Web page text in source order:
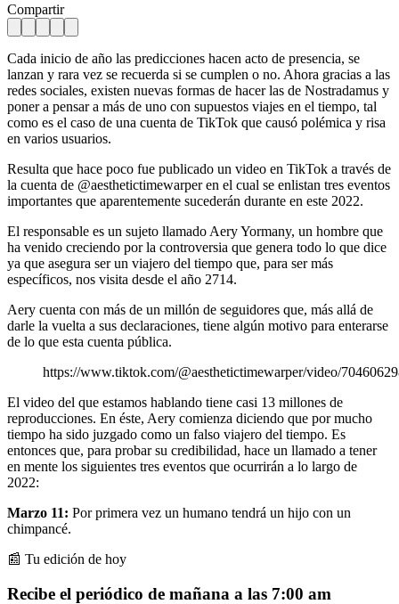
Compartir
Cada inicio de año las predicciones hacen acto de presencia, se
lanzan y rara vez se recuerda si se cumplen o no. Ahora gracias a las
redes sociales, existen nuevas formas de hacer las de Nostradamus y
poner a pensar a más de uno con supuestos viajes en el tiempo, tal
como es el caso de una cuenta de TikTok que causó polémica y risa
en varios usuarios.
Resulta que hace poco fue publicado un video en TikTok a través de
la cuenta de @aesthetictimewarper en el cual se enlistan tres eventos
importantes que aparentemente sucederán durante en este 2022.
El responsable es un sujeto llamado Aery Yormany, un hombre que
ha venido creciendo por la controversia que genera todo lo que dice
ya que asegura ser un viajero del tiempo que, para ser más
específicos, nos visita desde el año 2714.
Aery cuenta con más de un millón de seguidores que, más allá de
darle la vuelta a sus declaraciones, tiene algún motivo para enterarse
de lo que esta cuenta pública.
https://www.tiktok.com/@aesthetictimewarper/video/
El video del que estamos hablando tiene casi 13 millones de
reproducciones. En éste, Aery comienza diciendo que por mucho
tiempo ha sido juzgado como un falso viajero del tiempo. Es
entonces que, para probar su credibilidad, hace un llamado a tener
en mente los siguientes tres eventos que ocurrirán a lo largo de
2022:
Marzo 11: Por primera vez un humano tendrá un hijo con un
chimpancé.
📰 Tu edición de hoy
Recibe el periódico de mañana a las 7:00 am